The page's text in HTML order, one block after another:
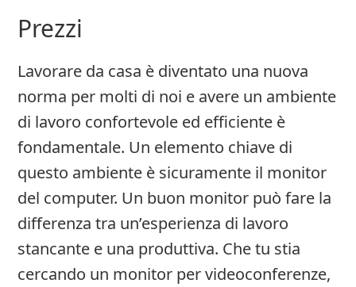
Prezzi
Lavorare da casa è diventato una nuova
norma per molti di noi e avere un ambiente
di lavoro confortevole ed efficiente è
fondamentale. Un elemento chiave di
questo ambiente è sicuramente il monitor
del computer. Un buon monitor può fare la
differenza tra un’esperienza di lavoro
stancante e una produttiva. Che tu stia
cercando un monitor per videoconferenze,